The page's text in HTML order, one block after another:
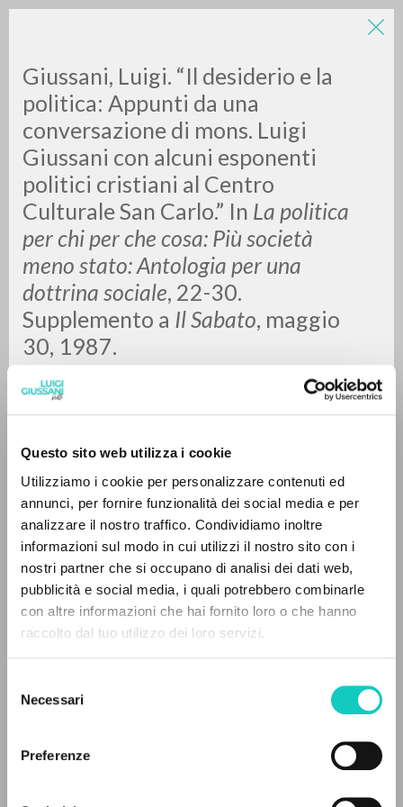
Questo sito web utilizza i cookie
Utilizziamo i cookie per personalizzare contenuti ed
annunci, per fornire funzionalità dei social media e per
analizzare il nostro traffico. Condividiamo inoltre
informazioni sul modo in cui utilizzi il nostro sito con i
nostri partner che si occupano di analisi dei dati web,
pubblicità e social media, i quali potrebbero combinarle
con altre informazioni che hai fornito loro o che hanno
raccolto dal tuo utilizzo dei loro servizi.
delNecessari
Preferenze
Giussani, Luigi. “Il desiderio e la
politica: Appunti da una
conversazione di mons. Luigi
Giussani con alcuni esponenti
politici cristiani al Centro
Culturale San Carlo.” In La politica
per chi per che cosa: Più società
meno stato: Antologia per una
dottrina sociale, 22-30.
Supplemento a Il Sabato, maggio
30, 1987.
EDIT Editoriale Italiana: Il Sabato
0DOCUMENTI TROVATI
RISULTATI SUCCESSIVI
IL PROGETTO
Il portale raccoglie e rende accessibili gli scritti
di Luigi Giussani: quasi 5000 voci bibliografiche,
testi integrali in 5 lingue e percorsi tematici
dedicati.